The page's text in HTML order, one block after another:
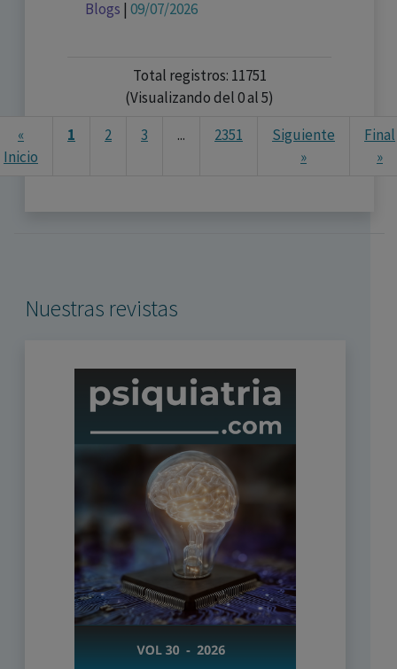
Blogs | 09/07/2026
Total registros: 11751
(Visualizando del 0 al 5)
«
Inicio
1 2 3 ... 2351
Siguiente
»
Final
»
Nuestras revistas